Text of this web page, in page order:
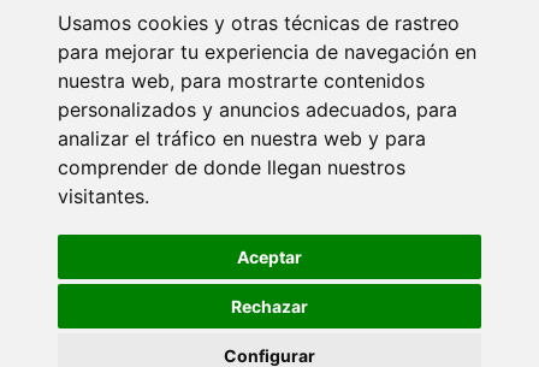
Usamos cookies y otras técnicas de rastreo
para mejorar tu experiencia de navegación en
nuestra web, para mostrarte contenidos
personalizados y anuncios adecuados, para
analizar el tráfico en nuestra web y para
comprender de donde llegan nuestros
visitantes.
Aceptar
Rechazar
Configurar
VÍDEOS
QUIÉNES SOMOS
COMITÉ DE EXPERTOS
CONTACTO
SUSCRIPCIÓN NEWSLETTER
POLÍTICA DE COOKIES